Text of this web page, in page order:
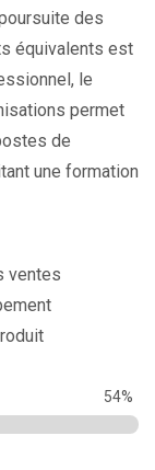
des
équivalents est
le
permet
de
une formation
ventes
54%